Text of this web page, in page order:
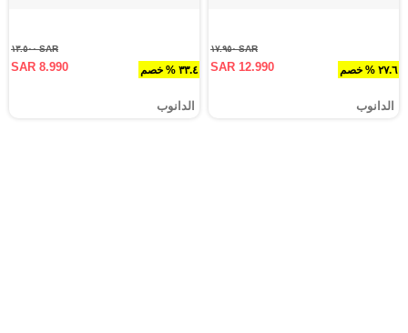
٢٧.٦ % خصم
SAR ١٧.٩٥٠
SAR 12.990
الدانوب
٣٣.٤ % خصم
SAR ١٣.٥٠٠
SAR 8.990
الدانوب